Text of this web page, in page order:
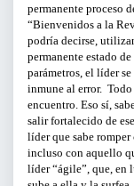
permanente proceso
“Bienvenidos a la
podría decirse,
permanente estado
parámetros, el líder
inmune al error.
encuentro. Eso sí,
salir fortalecido de
líder que sabe
incluso con aquello
líder “ágile”, que, en